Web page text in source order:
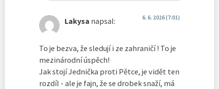
Lakysa napsal: 6. 6. 2026 (7:01)
To je bezva, že sledují i ze zahraničí ! To je
mezinárodní úspěch!
Jak stojí Jednička proti Pětce, je vidět ten
rozdíl - ale je fajn, že se drobek snaží, má